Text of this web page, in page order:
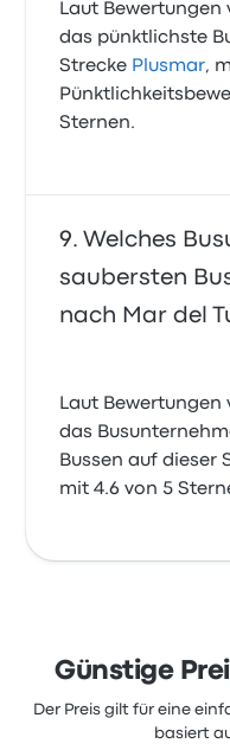
Laut Bewertungen
das pünktlichste
Strecke Plusmar,
Sternen.
Welches
saubersten
nach Mar del
Laut Bewertungen
das
Bussen auf dieser
mit 4.6 von 5
Günstige
Der Preis gilt für eine
basiert